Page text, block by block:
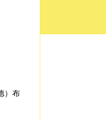
）布